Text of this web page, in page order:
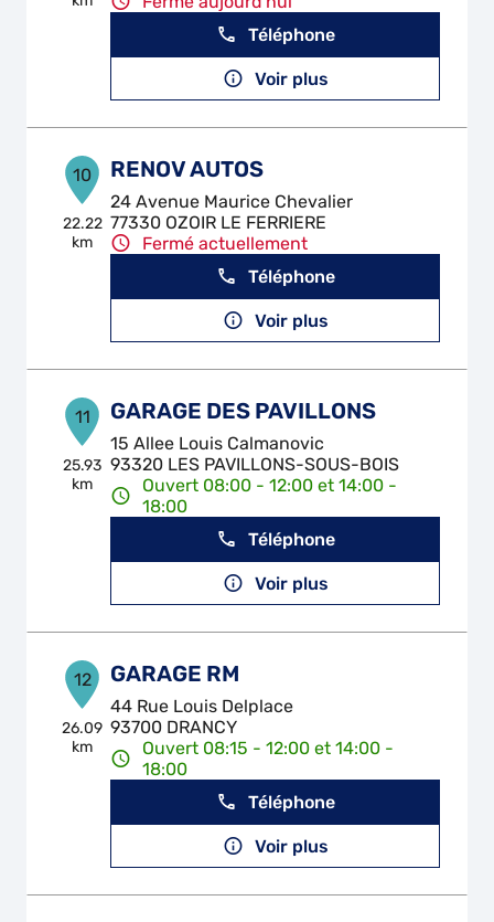
Téléphone
Voir plus
10
22.22
km
RENOV AUTOS
24 Avenue Maurice Chevalier
77330 OZOIR LE FERRIERE
Fermé actuellement
Téléphone
Voir plus
11
25.93
km
GARAGE DES PAVILLONS
15 Allee Louis Calmanovic
93320 LES PAVILLONS-SOUS-BOIS
Ouvert 08:00 - 12:00 et 14:00 -
18:00
Téléphone
Voir plus
12
26.09
km
GARAGE RM
44 Rue Louis Delplace
93700 DRANCY
Ouvert 08:15 - 12:00 et 14:00 -
18:00
Téléphone
Voir plus